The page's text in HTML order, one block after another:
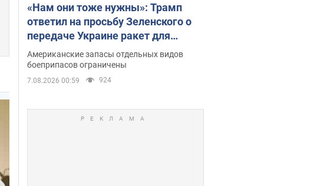
«Нам они тоже нужны»: Трамп
ответил на просьбу Зеленского о
передаче Украине ракет для
Patriot
Американские запасы отдельных видов
боеприпасов ограничены
7.08.2026 00:59 924